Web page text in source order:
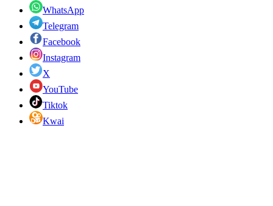
WhatsApp
Telegram
Facebook
Instagram
X
YouTube
Tiktok
Kwai